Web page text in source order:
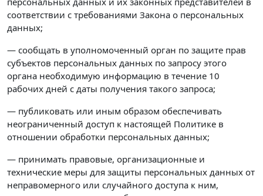
соответствии с требованиями Закона о персональных
данных;
— сообщать в уполномоченный орган по защите прав
субъектов персональных данных по запросу этого
органа необходимую информацию в течение 10
рабочих дней с даты получения такого запроса;
— публиковать или иным образом обеспечивать
неограниченный доступ к настоящей Политике в
отношении обработки персональных данных;
— принимать правовые, организационные и
технические меры для защиты персональных данных от
неправомерного или случайного доступа к ним,